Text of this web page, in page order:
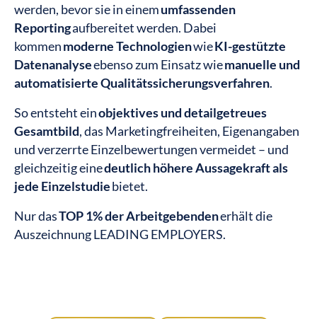
werden, bevor sie in einemumfassenden
Reportingaufbereitet werden. Dabei
kommenmoderne TechnologienwieKI-gestützte
Datenanalyseebenso zum Einsatz wiemanuelle und
automatisierte Qualitätssicherungsverfahren.
So entsteht einobjektives und detailgetreues
Gesamtbild, das Marketingfreiheiten, Eigenangaben
und verzerrte Einzelbewertungen vermeidet – und
gleichzeitig einedeutlich höhere Aussagekraft als
jede Einzelstudiebietet.
Nur dasTOP 1% der Arbeitgebendenerhält die
Auszeichnung LEADING EMPLOYERS.